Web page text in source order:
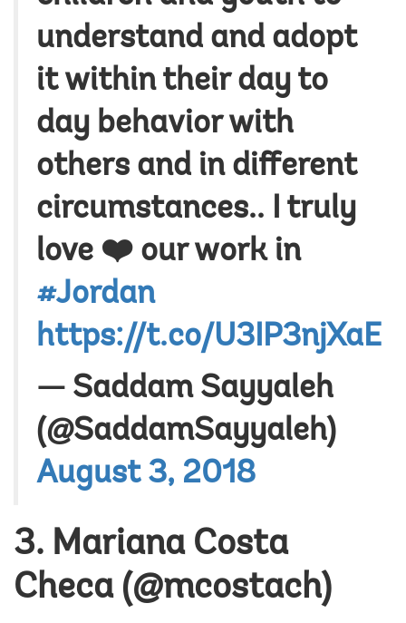
understand and adopt
it within their day to
day behavior with
others and in different
circumstances.. I truly
love ❤️ our work in
#Jordan
https://t.co/U3IP3njXaE
— Saddam Sayyaleh
(@SaddamSayyaleh)
August 3, 2018
3. Mariana Costa
Checa (@mcostach)